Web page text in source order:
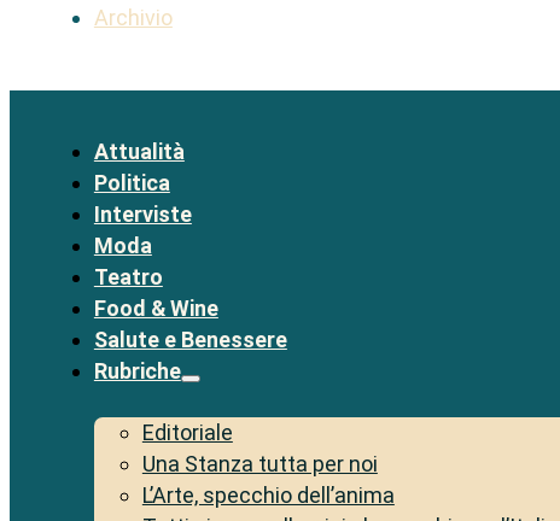
Archivio
Attualità
Politica
Interviste
Moda
Teatro
Food & Wine
Salute e Benessere
Rubriche
Editoriale
Una Stanza tutta per noi
L’Arte, specchio dell’anima